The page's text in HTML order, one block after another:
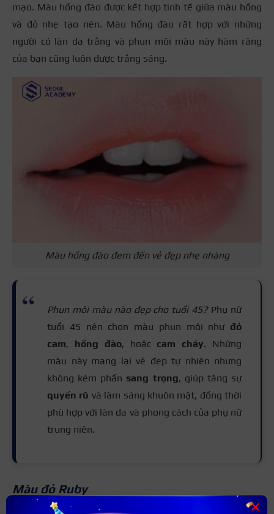
mạo. Màu hồng đào được kết hợp tinh tế giữa màu hồng
và đỏ nhẹ tạo nên. Màu hồng đào rất hợp với những
người có làn da trắng và phun môi màu này hàm răng
của bạn cũng luôn được trắng sáng.
Màu hồng đào đem đến vẻ đẹp nhẹ nhàng
Phun môi màu nào đẹp cho tuổi 45? Phụ nữ
tuổi 45 nên chọn màu phun môi như đỏ
cam, hồng đào, hoặc cam cháy. Những
màu này mang lại vẻ đẹp tự nhiên nhưng
không kém phần sang trọng, giúp tăng sự
quyến rũ và làm sáng khuôn mặt, đồng thời
phù hợp với làn da và phong cách của phụ nữ
trung niên.
Màu đỏ Ruby
Nếu như bạn là một người yêu thích phong cách quyến
×